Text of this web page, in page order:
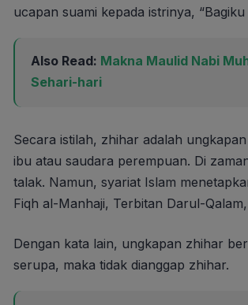
ucapan suami kepada istrinya,
Also Read: Makna Maulid Nabi
Sehari-hari
Secara istilah, zhihar adalah
ibu atau saudara perempuan. Di
talak. Namun, syariat Islam
Fiqh al-Manhaji, Terbitan Darul-
Dengan kata lain, ungkapan zhihar
serupa, maka tidak dianggap zhihar.